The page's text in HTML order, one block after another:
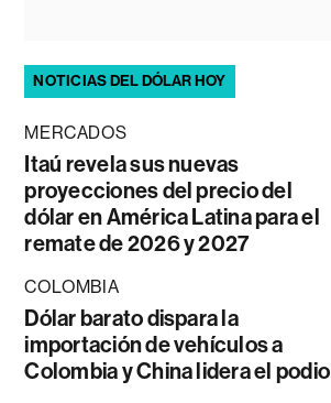
NOTICIAS DEL DÓLAR HOY
MERCADOS
Itaú revela sus nuevas
proyecciones del precio del
dólar en América Latina para el
remate de 2026 y 2027
COLOMBIA
Dólar barato dispara la
importación de vehículos a
Colombia y China lidera el podio